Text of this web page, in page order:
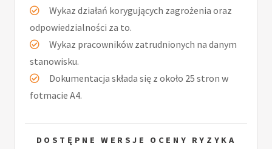
Wykaz działań korygujących zagrożenia oraz
odpowiedzialności za to.
Wykaz pracowników zatrudnionych na danym
stanowisku.
Dokumentacja składa się z około 25 stron w
fotmacie A4.
DOSTĘPNE WERSJE OCENY RYZYKA